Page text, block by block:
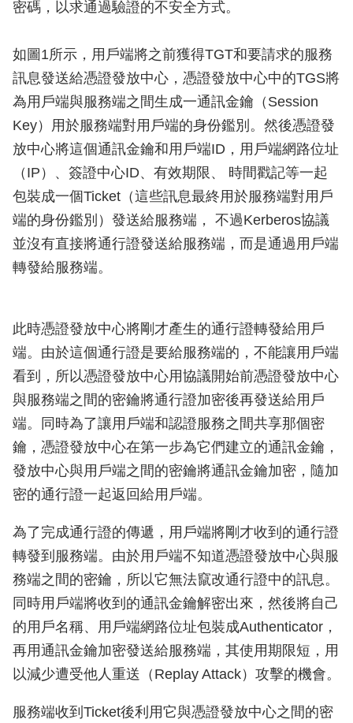
密碼，以求通過驗證的不安全方式。
如圖1所示，用戶端將之前獲得TGT和要請求的服務
訊息發送給憑證發放中心，憑證發放中心中的TGS將
為用戶端與服務端之間生成一通訊金鑰（Session
Key）用於服務端對用戶端的身份鑑別。然後憑證發
放中心將這個通訊金鑰和用戶端ID，用戶端網路位址
（IP）、簽證中心ID、有效期限、 時間戳記等一起
包裝成一個Ticket（這些訊息最終用於服務端對用戶
端的身份鑑別）發送給服務端， 不過Kerberos協議
並沒有直接將通行證發送給服務端，而是通過用戶端
轉發給服務端。
此時憑證發放中心將剛才產生的通行證轉發給用戶
端。由於這個通行證是要給服務端的，不能讓用戶端
看到，所以憑證發放中心用協議開始前憑證發放中心
與服務端之間的密鑰將通行證加密後再發送給用戶
端。同時為了讓用戶端和認證服務之間共享那個密
鑰，憑證發放中心在第一步為它們建立的通訊金鑰，
發放中心與用戶端之間的密鑰將通訊金鑰加密，隨加
密的通行證一起返回給用戶端。
為了完成通行證的傳遞，用戶端將剛才收到的通行證
轉發到服務端。由於用戶端不知道憑證發放中心與服
務端之間的密鑰，所以它無法竄改通行證中的訊息。
同時用戶端將收到的通訊金鑰解密出來，然後將自己
的用戶名稱、用戶端網路位址包裝成Authenticator，
再用通訊金鑰加密發送給服務端，其使用期限短，用
以減少遭受他人重送（Replay Attack）攻擊的機會。
服務端收到Ticket後利用它與憑證發放中心之間的密